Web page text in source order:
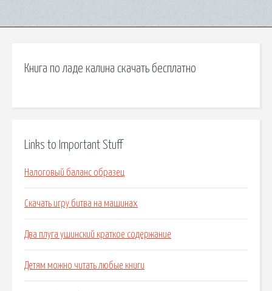
Книга по ладе калина скачать бесплатно
Links to Important Stuff
Налоговый баланс образец
Скачать игру битва на машинах
Два плуга ушинский краткое содержание
Детям можно читать любые книги